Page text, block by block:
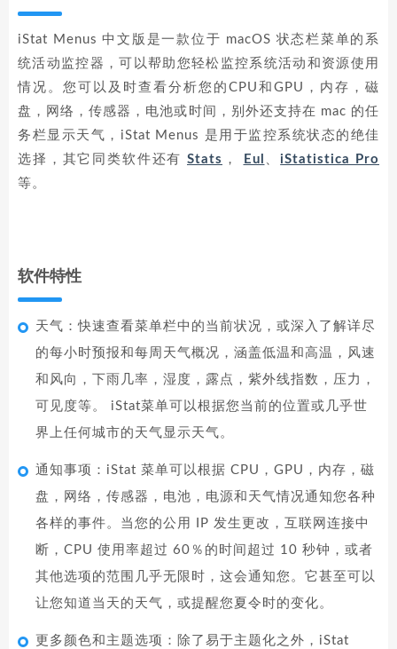
iStat Menus 中文版是一款位于 macOS 状态栏菜单的系
统活动监控器，可以帮助您轻松监控系统活动和资源使用
情况。您可以及时查看分析您的CPU和GPU，内存，磁
盘，网络，传感器，电池或时间，别外还支持在 mac 的任
务栏显示天气，iStat Menus 是用于监控系统状态的绝佳
选择，其它同类软件还有 Stats ， Eul 、iStatistica Pro
等。
软件特性
天气：快速查看菜单栏中的当前状况，或深入了解详尽
的每小时预报和每周天气概况，涵盖低温和高温，风速
和风向，下雨几率，湿度，露点，紫外线指数，压力，
可见度等。 iStat菜单可以根据您当前的位置或几乎世
界上任何城市的天气显示天气。
通知事项：iStat 菜单可以根据 CPU，GPU，内存，磁
盘，网络，传感器，电池，电源和天气情况通知您各种
各样的事件。当您的公用 IP 发生更改，互联网连接中
断，CPU 使用率超过 60％的时间超过 10 秒钟，或者
其他选项的范围几乎无限时，这会通知您。它甚至可以
让您知道当天的天气，或提醒您夏令时的变化。
更多颜色和主题选项：除了易于主题化之外，iStat